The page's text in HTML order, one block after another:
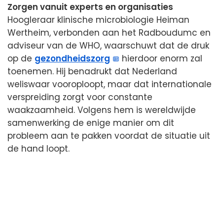
Zorgen vanuit experts en organisaties
Hoogleraar klinische microbiologie Heiman
Wertheim, verbonden aan het Radboudumc en
adviseur van de WHO, waarschuwt dat de druk
op de gezondheidszorg
hierdoor enorm zal
toenemen. Hij benadrukt dat Nederland
weliswaar vooroploopt, maar dat internationale
verspreiding zorgt voor constante
waakzaamheid. Volgens hem is wereldwijde
samenwerking de enige manier om dit
probleem aan te pakken voordat de situatie uit
de hand loopt.